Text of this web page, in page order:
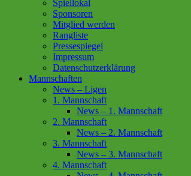
Spiellokal
Sponsoren
Mitglied werden
Rangliste
Pressespiegel
Impressum
Datenschutzerklärung
Mannschaften
News – Ligen
1. Mannschaft
News – 1. Mannschaft
2. Mannschaft
News – 2. Mannschaft
3. Mannschaft
News – 3. Mannschaft
4. Mannschaft